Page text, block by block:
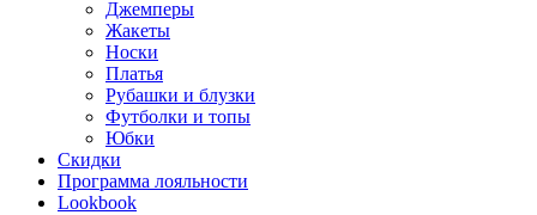
Джемперы
Жакеты
Носки
Платья
Рубашки и блузки
Футболки и топы
Юбки
Скидки
Программа лояльности
Lookbook